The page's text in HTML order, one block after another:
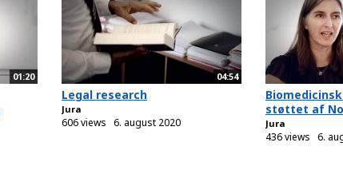
01:20 04:54
Legal research
Jura
606 views 6. august 2020
støttet af
Jura
436 views 6.